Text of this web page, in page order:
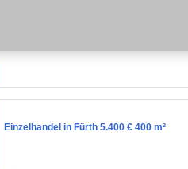
Einzelhandel in Fürth 5.400 € 400 m²